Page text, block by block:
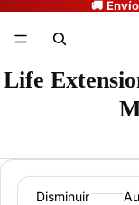
Life
Disminuir